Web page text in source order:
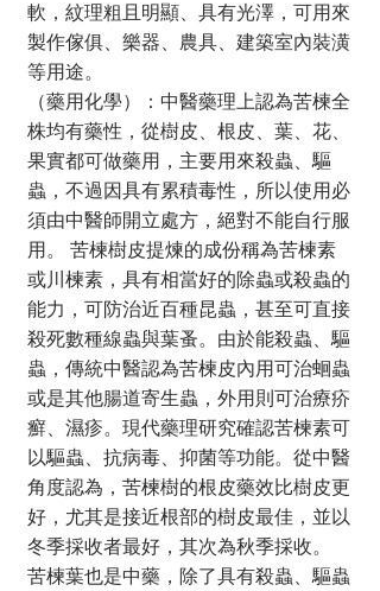
軟，紋理粗且明顯、具有光澤，可用來
製作傢俱、樂器、農具、建築室內裝潢
等用途。
（藥用化學）：中醫藥理上認為苦楝全
株均有藥性，從樹皮、根皮、葉、花、
果實都可做藥用，主要用來殺蟲、驅
蟲，不過因具有累積毒性，所以使用必
須由中醫師開立處方，絕對不能自行服
用。 苦楝樹皮提煉的成份稱為苦楝素
或川楝素，具有相當好的除蟲或殺蟲的
能力，可防治近百種昆蟲，甚至可直接
殺死數種線蟲與葉蚤。由於能殺蟲、驅
蟲，傳統中醫認為苦楝皮內用可治蛔蟲
或是其他腸道寄生蟲，外用則可治療疥
癬、濕疹。現代藥理研究確認苦楝素可
以驅蟲、抗病毒、抑菌等功能。從中醫
角度認為，苦楝樹的根皮藥效比樹皮更
好，尤其是接近根部的樹皮最佳，並以
冬季採收者最好，其次為秋季採收。
苦楝葉也是中藥，除了具有殺蟲、驅蟲